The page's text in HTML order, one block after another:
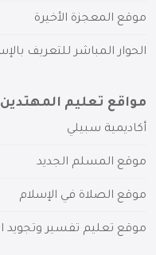
موقع المعجزة الأخيرة
الحوار المباشر للتعريف
مواقع تعليم المهتدين
أكاديمية سبيلي
موقع المسلم الجديد
موقع الصلاة في الإسلام
موقع تعليم تفسير وتجويد